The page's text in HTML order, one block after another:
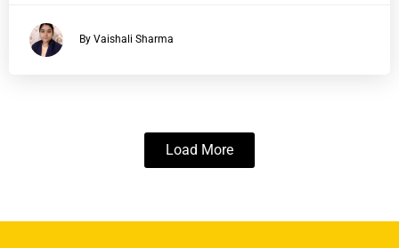
By Vaishali Sharma
Load More